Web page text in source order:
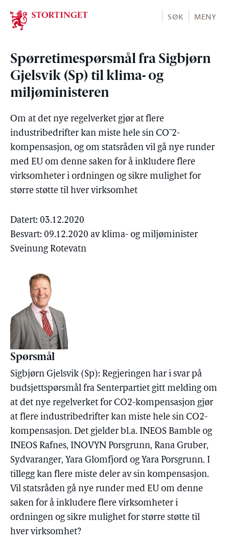
Stortinget.no
SØK MENY
Spørretimespørsmål fra Sigbjørn
Gjelsvik (Sp) til klima- og
miljøministeren
Om at det nye regelverket gjør at flere
industribedrifter kan miste hele sin CO¨2-
kompensasjon, og om statsråden vil gå nye runder
med EU om denne saken for å inkludere flere
virksomheter i ordningen og sikre mulighet for
større støtte til hver virksomhet
Datert: 03.12.2020
Besvart: 09.12.2020 av klima- og miljøminister
Sveinung Rotevatn
Spørsmål
Sigbjørn Gjelsvik (Sp): Regjeringen har i svar på
budsjettspørsmål fra Senterpartiet gitt melding om
at det nye regelverket for CO2-kompensasjon gjør
at flere industribedrifter kan miste hele sin CO2-
kompensasjon. Det gjelder bl.a. INEOS Bamble og
INEOS Rafnes, INOVYN Porsgrunn, Rana Gruber,
Sydvaranger, Yara Glomfjord og Yara Porsgrunn. I
tillegg kan flere miste deler av sin kompensasjon.
Vil statsråden gå nye runder med EU om denne
saken for å inkludere flere virksomheter i
ordningen og sikre mulighet for større støtte til
hver virksomhet?